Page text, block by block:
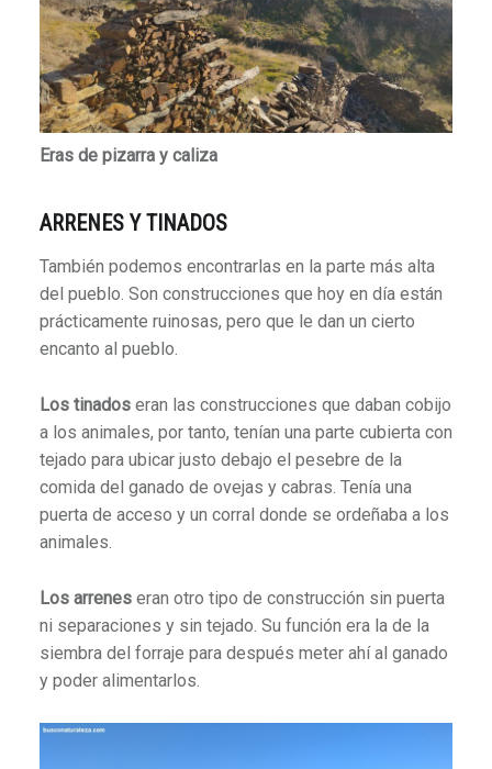
Eras de pizarra y caliza
ARRENES Y TINADOS
También podemos encontrarlas en la parte más alta
del pueblo. Son construcciones que hoy en día están
prácticamente ruinosas, pero que le dan un cierto
encanto al pueblo.
Los tinadoseran las construcciones que daban cobijo
a los animales, por tanto, tenían una parte cubierta con
tejado para ubicar justo debajo el pesebre de la
comida del ganado de ovejas y cabras. Tenía una
puerta de acceso y un corral donde se ordeñaba a los
animales.
Los arreneseran otro tipo de construcción sin puerta
ni separaciones y sin tejado. Su función era la de la
siembra del forraje para después meter ahí al ganado
y poder alimentarlos.